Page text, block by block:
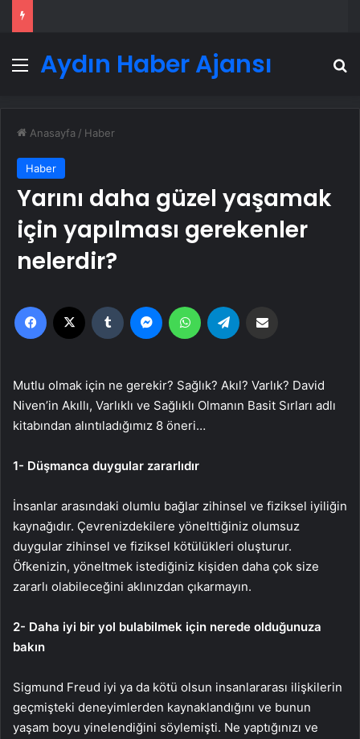
Menü
Aydın Haber Ajansı
Anasayfa / Haber
Haber
Yarını daha güzel yaşamak
için yapılması gerekenler
nelerdir?
Facebook Tumblr MessengerWhatsApp
Mutlu olmak için ne gerekir? Sağlık? Akıl? Varlık? David
Niven’in Akıllı, Varlıklı ve Sağlıklı Olmanın Basit Sırları adlı
kitabından alıntıladığımız 8 öneri…
1- Düşmanca duygular zararlıdır
İnsanlar arasındaki olumlu bağlar zihinsel ve fiziksel iyiliğin
kaynağıdır. Çevrenizdekilere yönelttiğiniz olumsuz
duygular zihinsel ve fiziksel kötülükleri oluşturur.
Öfkenizin, yöneltmek istediğiniz kişiden daha çok size
zararlı olabileceğini aklınızdan çıkarmayın.
2- Daha iyi bir yol bulabilmek için nerede olduğunuza
bakın
Sigmund Freud iyi ya da kötü olsun insanlararası ilişkilerin
geçmişteki deneyimlerden kaynaklandığını ve bunun
yaşam boyu yinelendiğini söylemişti. Ne yaptığınızı ve